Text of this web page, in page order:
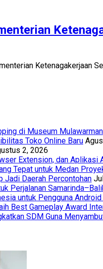
Ketenagakerjaan
di Museum Mulawarman
Toko Online Baru
2, 2026
Extension, dan Aplikasi
Tepat untuk Medan
Jadi Daerah Percontohan
Perjalanan
untuk Pengguna
Best Gameplay Award
SDM Guna